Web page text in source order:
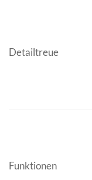
Detailtreue
Funktionen